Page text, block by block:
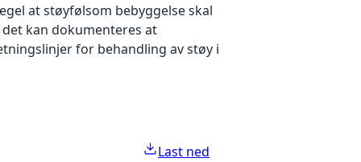
at støyfølsom bebyggelse skal
det kan dokumenteres at
for behandling av støy i
Last ned